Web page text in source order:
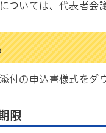
ついては、代表者会
付の申込書様式をダ
限